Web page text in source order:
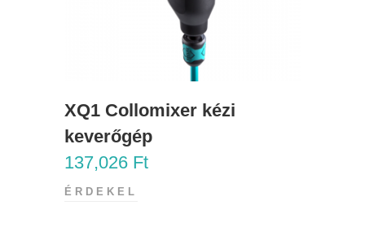
XQ1 Collomixer kézi
keverőgép
137,026 Ft
ÉRDEKEL